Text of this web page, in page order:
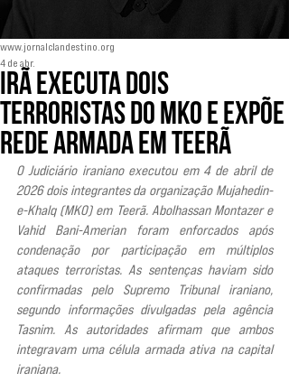
Irã executa dois
terroristas do MKO e expõe
rede armada em Teerã
www.jornalclandestino.org
4 de abr.
O Judiciário iraniano executou em 4 de abril de
2026 dois integrantes da organização Mujahedin-
e-Khalq (MKO) em Teerã. Abolhassan Montazer e
Vahid Bani-Amerian foram enforcados após
condenação por participação em múltiplos
ataques terroristas. As sentenças haviam sido
confirmadas pelo Supremo Tribunal iraniano,
segundo informações divulgadas pela agência
Tasnim. As autoridades afirmam que ambos
integravam uma célula armada ativa na capital
iraniana.